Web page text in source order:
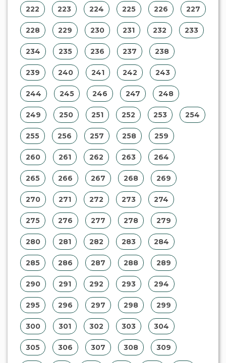
222 223 224 225 226 227
228 229 230 231 232 233
234 235 236 237 238
239 240 241 242 243
244 245 246 247 248
249 250 251 252 253 254
255 256 257 258 259
260 261 262 263 264
265 266 267 268 269
270 271 272 273 274
275 276 277 278 279
280 281 282 283 284
285 286 287 288 289
290 291 292 293 294
295 296 297 298 299
300 301 302 303 304
305 306 307 308 309